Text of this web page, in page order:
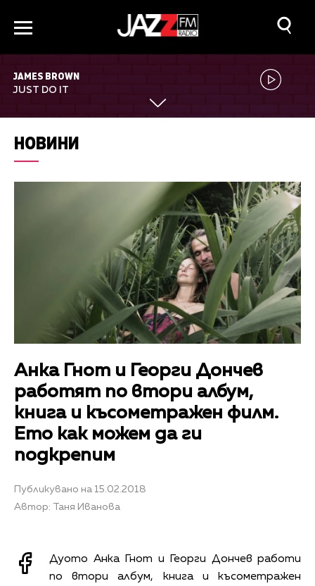
JAMES BROWN
JUST DO IT
НОВИНИ
Анка Гнот и Георги Дончев
работят по втори албум,
книга и късометражен филм.
Ето как можем да ги
подкрепим
Публикувано на 15.02.2018
Автор: Таня Иванова
Дуото Анка Гнот и Георги Дончев работи
по втори албум, книга и късометражен